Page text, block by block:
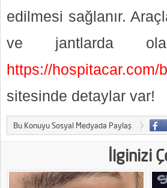
edilmesi sağlanır.
ve jantlarda
https://hospitacar.com/
sitesinde detaylar var!
Bu Konuyu Sosyal Medyada Paylaş
İlginizi